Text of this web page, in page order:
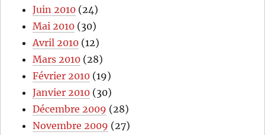
Juin 2010 (24)
Mai 2010 (30)
Avril 2010 (12)
Mars 2010 (28)
Février 2010 (19)
Janvier 2010 (30)
Décembre 2009 (28)
Novembre 2009 (27)